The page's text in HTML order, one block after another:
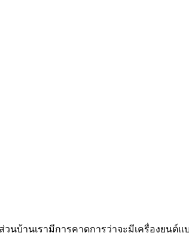
บ้านเรามีการคาดการว่าจะมีเครื่องยนต์แ